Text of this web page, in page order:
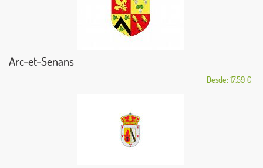
Arc-et-Senans
Desde: 17,59 €